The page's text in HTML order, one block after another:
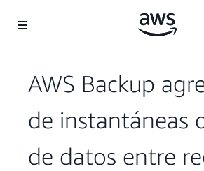
AWS Backup
de instantáneas
de datos entre